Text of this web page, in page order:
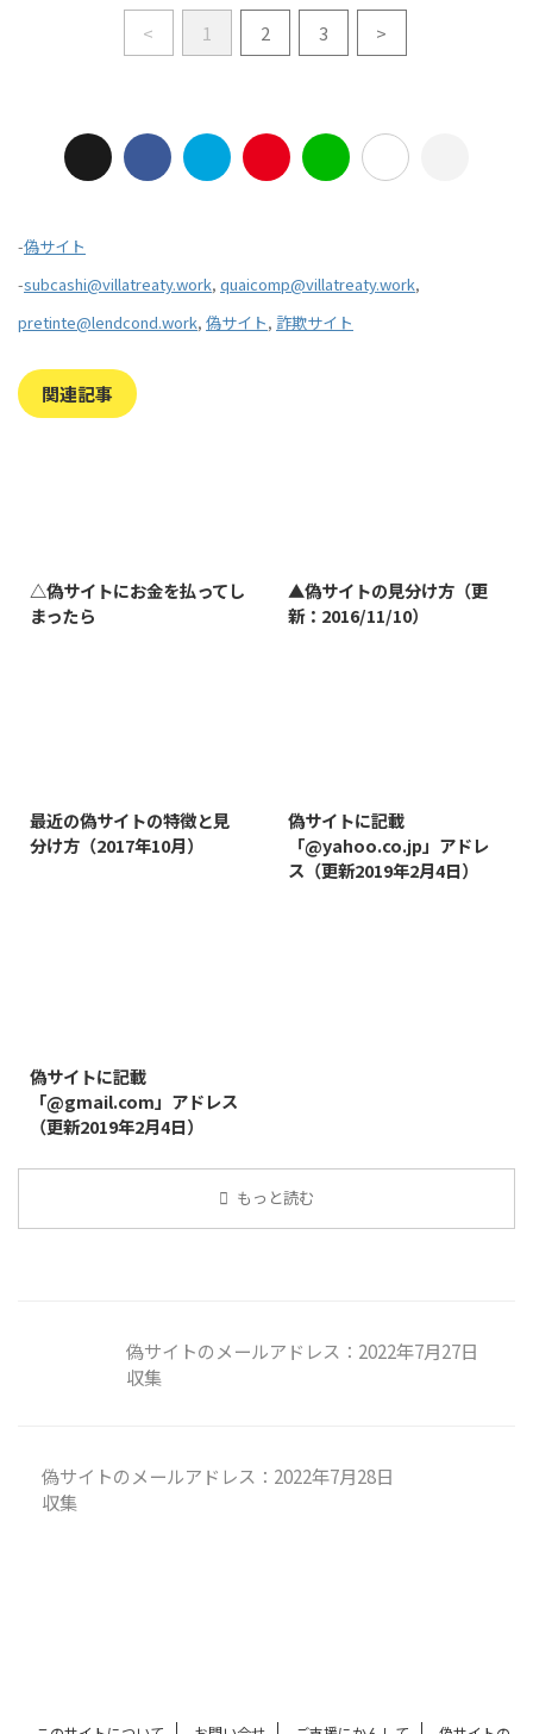
< 1 2 3 >
-偽サイト
-subcashi@villatreaty.work, quaicomp@villatreaty.work,
pretinte@lendcond.work, 偽サイト, 詐欺サイト
関連記事
△偽サイトにお金を払ってし
まったら
▲偽サイトの見分け方（更
新：2016/11/10）
最近の偽サイトの特徴と見
分け方（2017年10月）
偽サイトに記載
「@yahoo.co.jp」アドレ
ス（更新2019年2月4日）
偽サイトに記載
「@gmail.com」アドレス
（更新2019年2月4日）
もっと読む
偽サイトのメールアドレス：2022年7月27日
収集
偽サイトのメールアドレス：2022年7月28日
収集